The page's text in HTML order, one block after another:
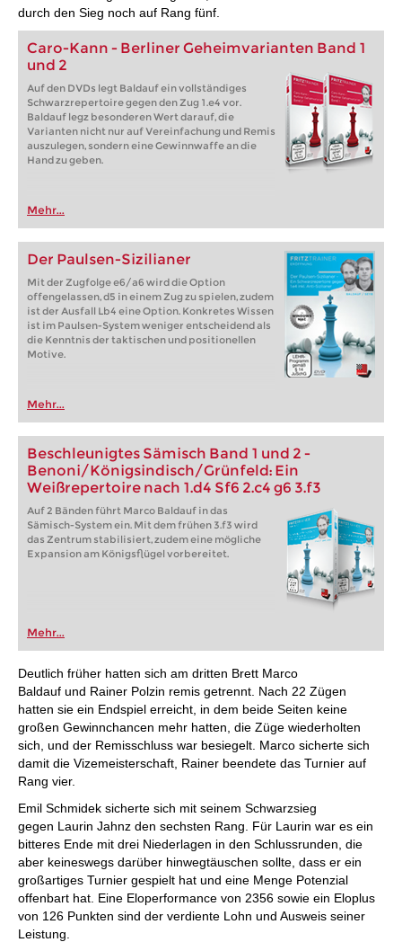
durch den Sieg noch auf Rang fünf.
Caro-Kann - Berliner Geheimvarianten Band 1
und 2
Auf den DVDs legt Baldauf ein vollständiges
Schwarzrepertoire gegen den Zug 1.e4 vor.
Baldauf legz besonderen Wert darauf, die
Varianten nicht nur auf Vereinfachung und Remis
auszulegen, sondern eine Gewinnwaffe an die
Hand zu geben.
Mehr...
Der Paulsen-Sizilianer
Mit der Zugfolge e6/a6 wird die Option
offengelassen, d5 in einem Zug zu spielen, zudem
ist der Ausfall Lb4 eine Option. Konkretes Wissen
ist im Paulsen-System weniger entscheidend als
die Kenntnis der taktischen und positionellen
Motive.
Mehr...
Beschleunigtes Sämisch Band 1 und 2 -
Benoni/Königsindisch/Grünfeld: Ein
Weißrepertoire nach 1.d4 Sf6 2.c4 g6 3.f3
Auf 2 Bänden führt Marco Baldauf in das
Sämisch-System ein. Mit dem frühen 3.f3 wird
das Zentrum stabilisiert, zudem eine mögliche
Expansion am Königsflügel vorbereitet.
Mehr...
Deutlich früher hatten sich am dritten Brett Marco
Baldauf und Rainer Polzin remis getrennt. Nach 22 Zügen
hatten sie ein Endspiel erreicht, in dem beide Seiten keine
großen Gewinnchancen mehr hatten, die Züge wiederholten
sich, und der Remisschluss war besiegelt. Marco sicherte sich
damit die Vizemeisterschaft, Rainer beendete das Turnier auf
Rang vier.
Emil Schmidek sicherte sich mit seinem Schwarzsieg
gegen Laurin Jahnz den sechsten Rang. Für Laurin war es ein
bitteres Ende mit drei Niederlagen in den Schlussrunden, die
aber keineswegs darüber hinwegtäuschen sollte, dass er ein
großartiges Turnier gespielt hat und eine Menge Potenzial
offenbart hat. Eine Eloperformance von 2356 sowie ein Eloplus
von 126 Punkten sind der verdiente Lohn und Ausweis seiner
Leistung.